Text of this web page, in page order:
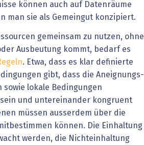
können auch auf Datenräume
man sie als Gemeingut konzipiert.
gemeinsam zu nutzen, ohne
Ausbeutung kommt, bedarf es
. Etwa, dass es klar definierte
gibt, dass die Aneignungs-
lokale Bedingungen
und untereinander kongruent
müssen ausserdem über die
können. Die Einhaltung
werden, die Nichteinhaltung